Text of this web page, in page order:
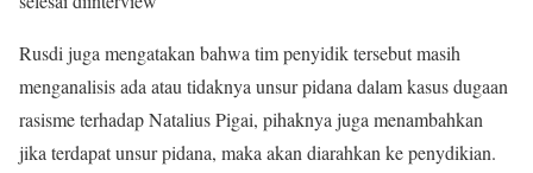
Rusdi juga mengatakan bahwa tim penyidik tersebut masih
menganalisis ada atau tidaknya unsur pidana dalam kasus dugaan
rasisme terhadap Natalius Pigai, pihaknya juga menambahkan
jika terdapat unsur pidana, maka akan diarahkan ke penydikian.